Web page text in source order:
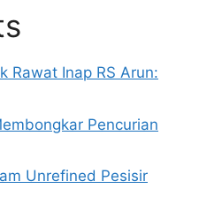
Rawat Inap RS Arun:
Pencurian
Unrefined Pesisir